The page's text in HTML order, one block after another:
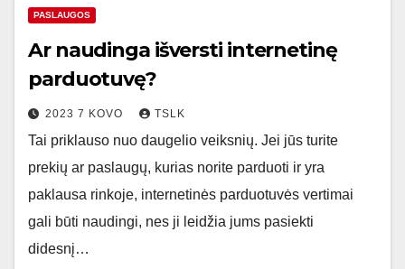
PASLAUGOS
Ar naudinga išversti internetinę
parduotuvę?
2023 7 KOVO TSLK
Tai priklauso nuo daugelio veiksnių. Jei jūs turite
prekių ar paslaugų, kurias norite parduoti ir yra
paklausa rinkoje, internetinės parduotuvės vertimai
gali būti naudingi, nes ji leidžia jums pasiekti
didesnį…